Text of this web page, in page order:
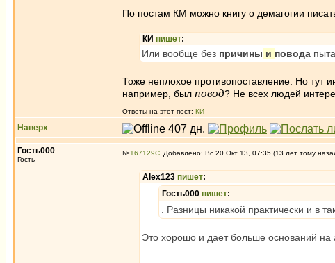
По постам КМ можно книгу о демагогии
КИ пишет:
Или вообще без причины и повода
Тоже неплохое противопоставление. Но тут
например, был повод? Не всех людей
Ответы на этот пост: КИ
Наверх
Гость000
Гость
№167129 Добавлено: Вс 20 Окт 13, 07:35 (13 лет тому
Alex123 пишет:
Гость000 пишет:
. Разницы никакой практически и в
Это хорошо и дает больше оснований на